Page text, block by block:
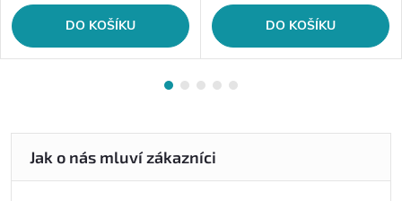
DO KOŠÍKU DO KOŠÍKU